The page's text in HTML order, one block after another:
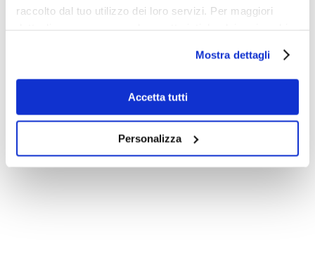
raccolto dal tuo utilizzo dei loro servizi. Per maggiori
Mostra dettagli
Accetta tutti
Personalizza
la comunicazione svolgono un ruolo
e nell’acquisto delle bevande alcoliche.